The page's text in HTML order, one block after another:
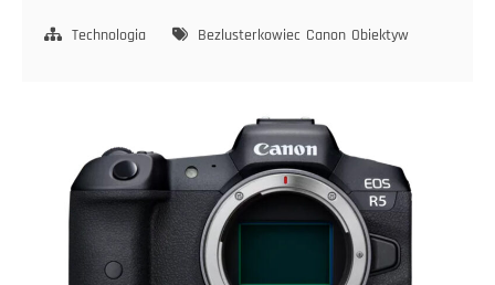
szklarni
Technologia Bezlusterkowiec Canon Obiektyw